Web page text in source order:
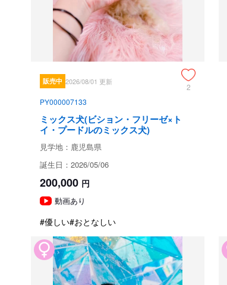
販売中 2026/08/01 更新
2
PY000007133
ミックス犬(ビション・フリーゼ×ト
イ・プードルのミックス犬)
見学地：鹿児島県
誕生日：2026/05/06
200,000 円
動画あり
#優しい#おとなしい